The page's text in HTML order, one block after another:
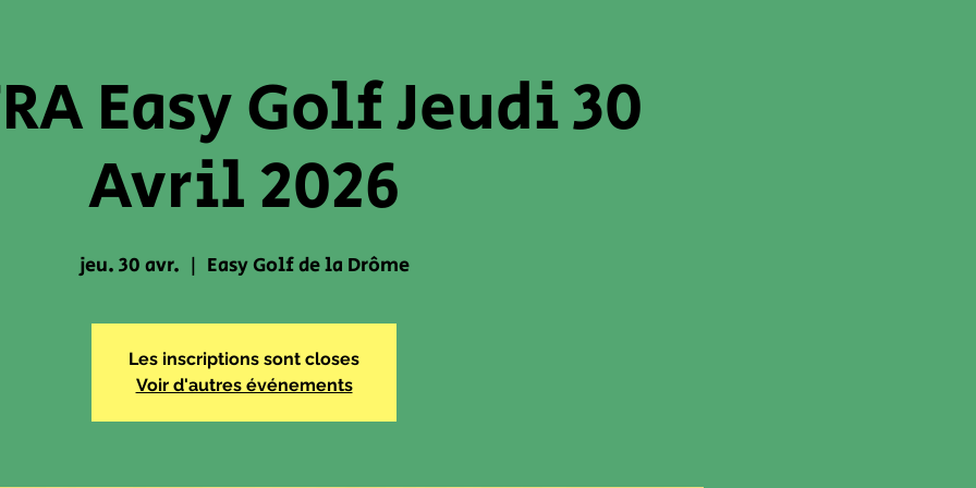
Easy Golf Jeudi 30
Avril 2026
jeu. 30 avr.
  |
Easy Golf de la Drôme
Les inscriptions sont closes
Voir d'autres événements